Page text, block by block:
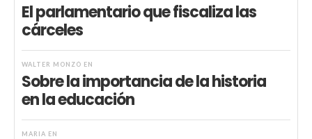
El parlamentario que fiscaliza las
cárceles
WALTER MONZÓ EN
Sobre la importancia de la historia
en la educación
MARIA EN